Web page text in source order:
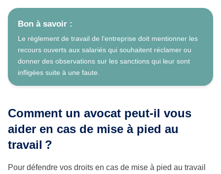
Bon à savoir :
Le règlement de travail de l’entreprise doit mentionner les
recours ouverts aux salariés qui souhaitent réclamer ou
donner des observations sur les sanctions qui leur sont
infligées suite à une faute.
Comment un avocat peut-il vous
aider en cas de mise à pied au
travail ?
Pour défendre vos droits en cas de mise à pied au travail